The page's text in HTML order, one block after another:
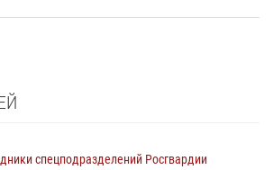
спецподразделений Росгвардии